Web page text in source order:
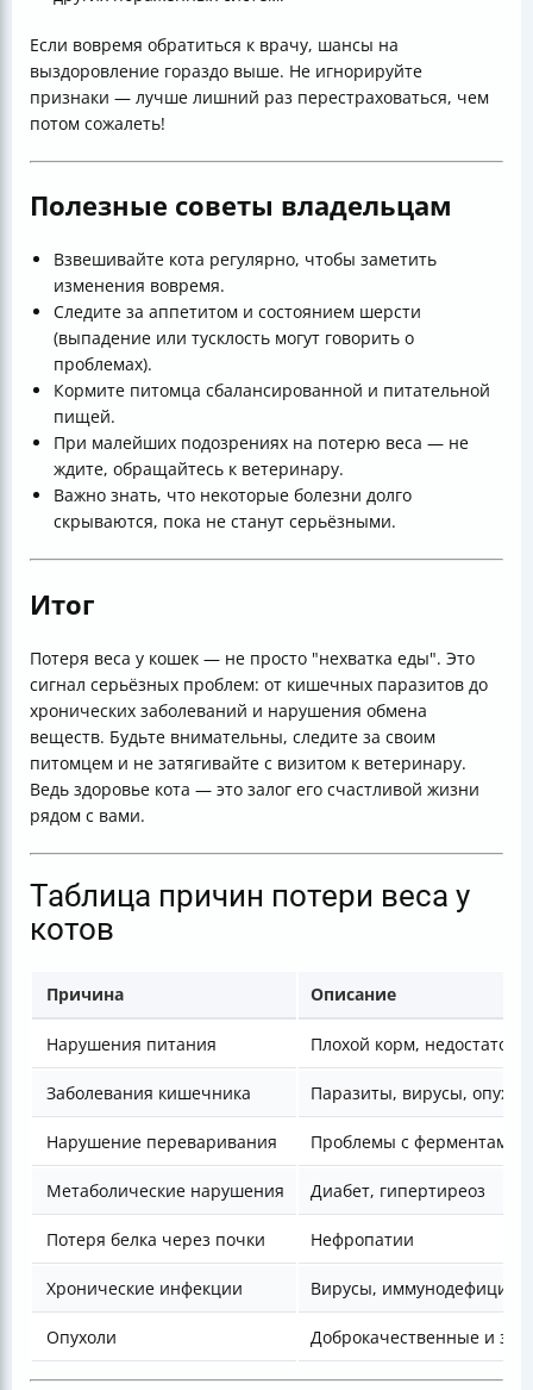
Если вовремя обратиться к врачу, шансы на
выздоровление гораздо выше. Не игнорируйте
признаки — лучше лишний раз перестраховаться, чем
потом сожалеть!
Полезные советы владельцам
Взвешивайте кота регулярно, чтобы заметить
изменения вовремя.
Следите за аппетитом и состоянием шерсти
(выпадение или тусклость могут говорить о
проблемах).
Кормите питомца сбалансированной и питательной
пищей.
При малейших подозрениях на потерю веса — не
ждите, обращайтесь к ветеринару.
Важно знать, что некоторые болезни долго
скрываются, пока не станут серьёзными.
Итог
Потеря веса у кошек — не просто "нехватка еды". Это
сигнал серьёзных проблем: от кишечных паразитов до
хронических заболеваний и нарушения обмена
веществ. Будьте внимательны, следите за своим
питомцем и не затягивайте с визитом к ветеринару.
Ведь здоровье кота — это залог его счастливой жизни
рядом с вами.
Таблица причин потери веса у
котов
Причина Описание
Нарушения питания Плохой корм, недостаток,
Заболевания кишечника Паразиты, вирусы,
Нарушение переваривания Проблемы с ферментами
Метаболические нарушения Диабет, гипертиреоз
Потеря белка через почки Нефропатии
Хронические инфекции Вирусы, иммунодефицит
Опухоли Доброкачественные и